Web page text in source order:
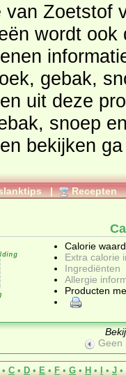
Zoetstof
gebak,
uit deze
snoep
ga dan
| Recepten
Calorie
Extra calorie
Ingrediënten
Allergie
Producten
Geen
• C • D • E • F • G • H • I • J •